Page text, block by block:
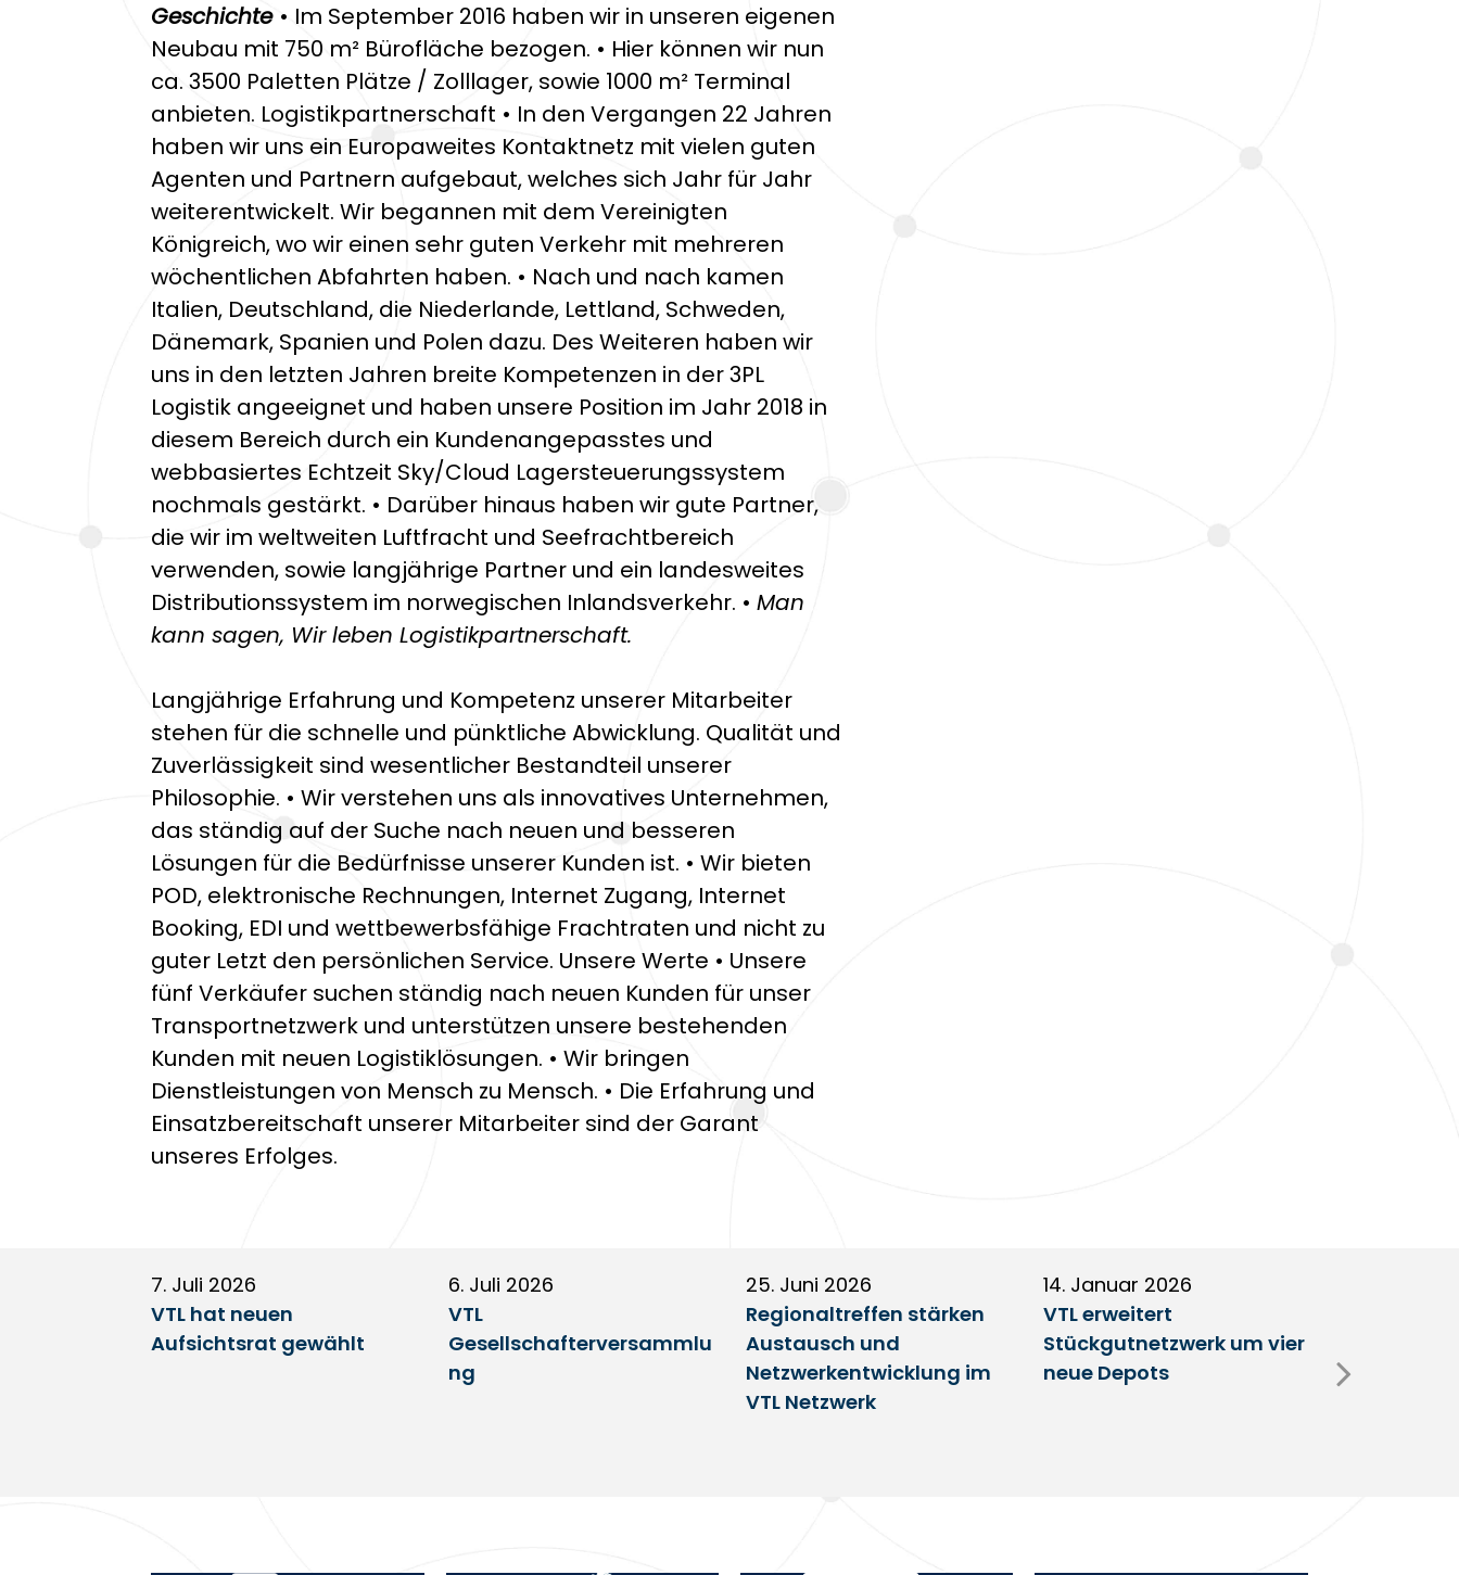
Geschichte • Im September 2016 haben wir in unseren eigenen
Neubau mit 750 m² Bürofläche bezogen. • Hier können wir nun
ca. 3500 Paletten Plätze / Zolllager, sowie 1000 m² Terminal
anbieten. Logistikpartnerschaft • In den Vergangen 22 Jahren
haben wir uns ein Europaweites Kontaktnetz mit vielen guten
Agenten und Partnern aufgebaut, welches sich Jahr für Jahr
weiterentwickelt. Wir begannen mit dem Vereinigten
Königreich, wo wir einen sehr guten Verkehr mit mehreren
wöchentlichen Abfahrten haben. • Nach und nach kamen
Italien, Deutschland, die Niederlande, Lettland, Schweden,
Dänemark, Spanien und Polen dazu. Des Weiteren haben wir
uns in den letzten Jahren breite Kompetenzen in der 3PL
Logistik angeeignet und haben unsere Position im Jahr 2018 in
diesem Bereich durch ein Kundenangepasstes und
webbasiertes Echtzeit Sky/Cloud Lagersteuerungssystem
nochmals gestärkt. • Darüber hinaus haben wir gute Partner,
die wir im weltweiten Luftfracht und Seefrachtbereich
verwenden, sowie langjährige Partner und ein landesweites
Distributionssystem im norwegischen Inlandsverkehr. •Man
kann sagen, Wir leben Logistikpartnerschaft.
Langjährige Erfahrung und Kompetenz unserer Mitarbeiter
stehen für die schnelle und pünktliche Abwicklung. Qualität und
Zuverlässigkeit sind wesentlicher Bestandteil unserer
Philosophie. • Wir verstehen uns als innovatives Unternehmen,
das ständig auf der Suche nach neuen und besseren
Lösungen für die Bedürfnisse unserer Kunden ist. • Wir bieten
POD, elektronische Rechnungen, Internet Zugang, Internet
Booking, EDI und wettbewerbsfähige Frachtraten und nicht zu
guter Letzt den persönlichen Service. Unsere Werte • Unsere
fünf Verkäufer suchen ständig nach neuen Kunden für unser
Transportnetzwerk und unterstützen unsere bestehenden
Kunden mit neuen Logistiklösungen. • Wir bringen
Dienstleistungen von Mensch zu Mensch. • Die Erfahrung und
Einsatzbereitschaft unserer Mitarbeiter sind der Garant
unseres Erfolges.
7. Juli 2026
VTL hat neuen
Aufsichtsrat gewählt
6. Juli 2026
VTL
Gesellschafterversammlu
ng
25. Juni 2026
Regionaltreffen stärken
Austausch und
Netzwerkentwicklung im
VTL Netzwerk
14. Januar 2026
VTL erweitert
Stückgutnetzwerk um vier
neue Depots